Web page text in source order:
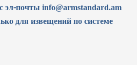
эл-почты info@armstandard.am
для извещений по системе